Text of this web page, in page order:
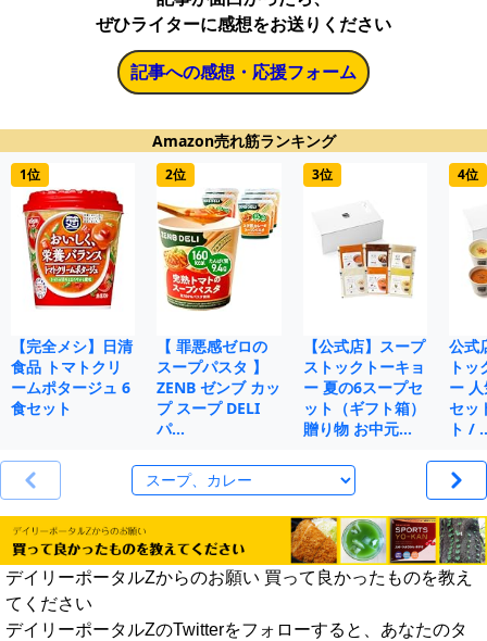
ぜひライターに感想をお送りください
記事への感想・応援フォーム
Amazon売れ筋ランキング
1位
【完全メシ】日清
食品 トマトクリ
ームポタージュ 6
食セット
2位
【 罪悪感ゼロの
スープパスタ 】
ZENB ゼンブ カッ
プ スープ DELI
パ…
3位
【公式店】スープ
ストックトーキョ
ー 夏の6スープセ
ット（ギフト箱）
贈り物 お中元…
4位
公式
ト
ー
セッ
ト /
デイリーポータルZからのお願い 買って良かったものを教え
てください
デイリーポータルZのTwitterをフォローすると、あなたのタ